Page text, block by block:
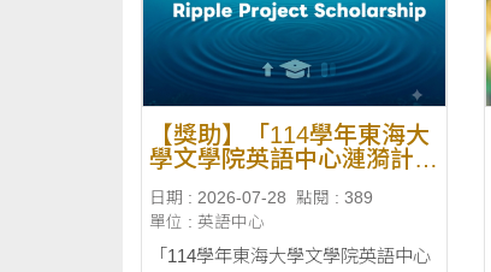
【獎助】「114學年東海大
學文學院英語中心漣漪計畫
日期 : 2026-07-28
點閱 : 389
單位 : 英語中心
「114學年東海大學文學院英語中心